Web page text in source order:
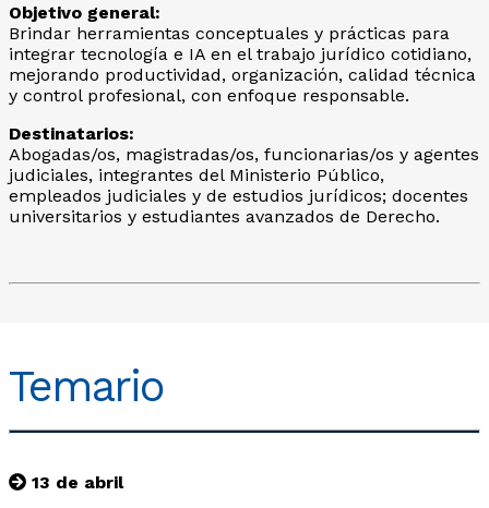
Objetivo general:
Brindar herramientas conceptuales y prácticas para
integrar tecnología e IA en el trabajo jurídico cotidiano,
mejorando productividad, organización, calidad técnica
y control profesional, con enfoque responsable.
Destinatarios:
Abogadas/os, magistradas/os, funcionarias/os y agentes
judiciales, integrantes del Ministerio Público,
empleados judiciales y de estudios jurídicos; docentes
universitarios y estudiantes avanzados de Derecho.
Temario
13 de abril